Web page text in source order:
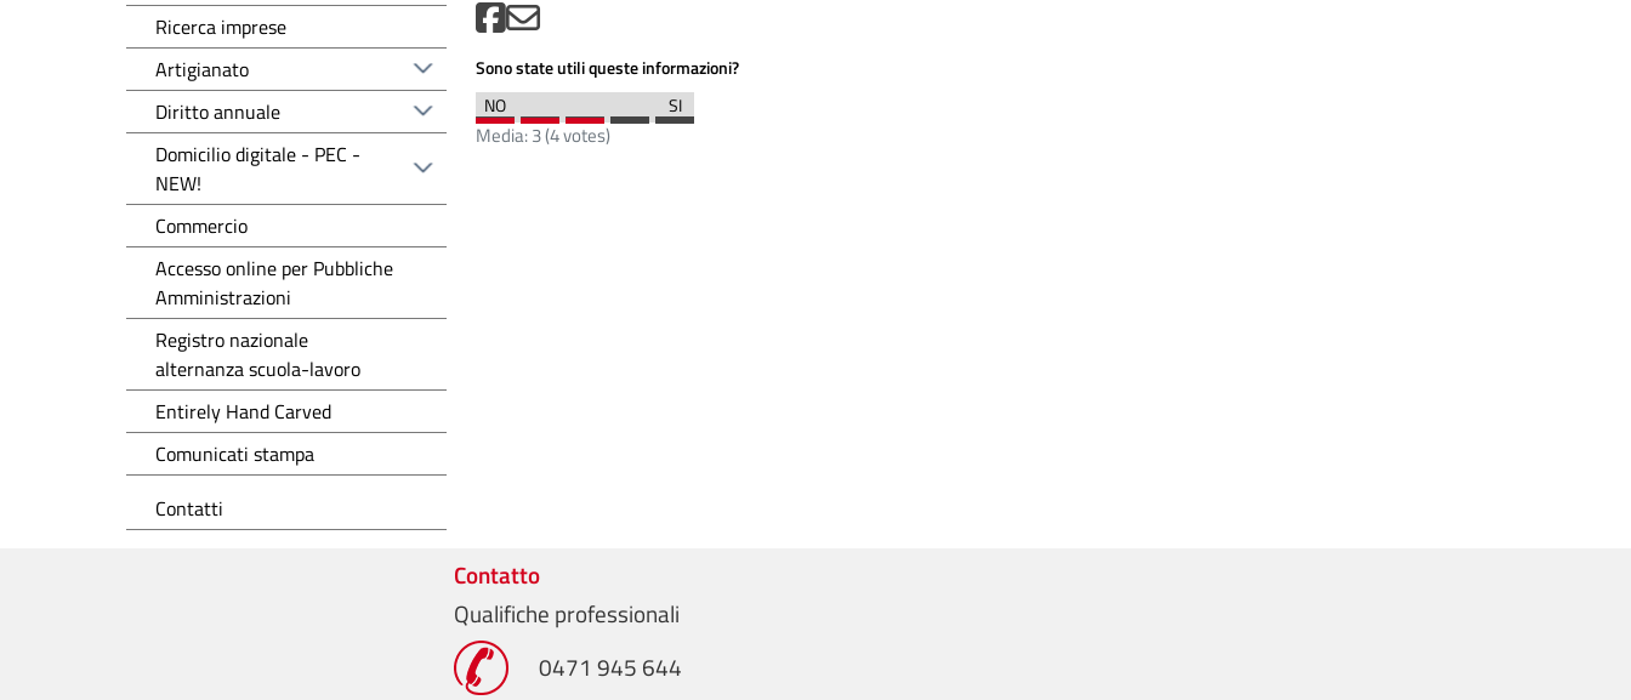
Sono state utili queste informazioni?
Media:3(4votes)
Ricerca imprese
Artigianato
Diritto annuale
Domicilio digitale - PEC -
NEW!
Commercio
Accesso online per Pubbliche
Amministrazioni
Registro nazionale
alternanza scuola-lavoro
Entirely Hand Carved
Comunicati stampa
Contatti
Contatto
Qualifiche professionali
0471 945 644